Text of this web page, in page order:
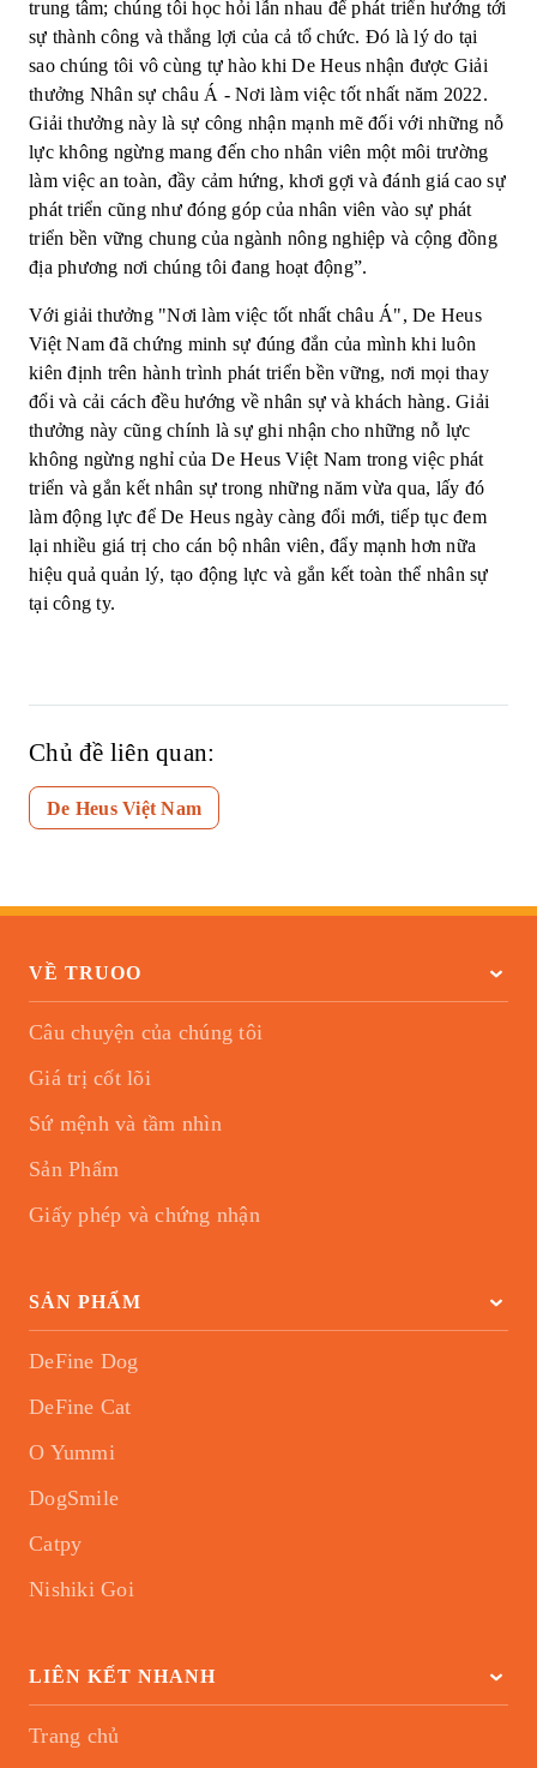
trung tâm; chúng tôi học hỏi lẫn nhau để phát triển hướng tới
sự thành công và thắng lợi của cả tổ chức. Đó là lý do tại
sao chúng tôi vô cùng tự hào khi De Heus nhận được Giải
thưởng Nhân sự châu Á - Nơi làm việc tốt nhất năm 2022.
Giải thưởng này là sự công nhận mạnh mẽ đối với những nỗ
lực không ngừng mang đến cho nhân viên một môi trường
làm việc an toàn, đầy cảm hứng, khơi gợi và đánh giá cao sự
phát triển cũng như đóng góp của nhân viên vào sự phát
triển bền vững chung của ngành nông nghiệp và cộng đồng
địa phương nơi chúng tôi đang hoạt động”.
Với giải thưởng "Nơi làm việc tốt nhất châu Á", De Heus
Việt Nam đã chứng minh sự đúng đắn của mình khi luôn
kiên định trên hành trình phát triển bền vững, nơi mọi thay
đổi và cải cách đều hướng về nhân sự và khách hàng. Giải
thưởng này cũng chính là sự ghi nhận cho những nỗ lực
không ngừng nghỉ của De Heus Việt Nam trong việc phát
triển và gắn kết nhân sự trong những năm vừa qua, lấy đó
làm động lực để De Heus ngày càng đổi mới, tiếp tục đem
lại nhiều giá trị cho cán bộ nhân viên, đẩy mạnh hơn nữa
hiệu quả quản lý, tạo động lực và gắn kết toàn thể nhân sự
tại công ty.
Chủ đề liên quan:
De Heus Việt Nam
VỀ TRUOO
Câu chuyện của chúng tôi
Giá trị cốt lõi
Sứ mệnh và tầm nhìn
Sản Phẩm
Giấy phép và chứng nhận
SẢN PHẨM
DeFine Dog
DeFine Cat
O Yummi
DogSmile
Catpy
Nishiki Goi
LIÊN KẾT NHANH
Trang chủ